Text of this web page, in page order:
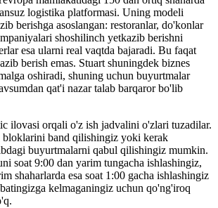
logistika platformasi. Uning modeli
berishga asoslangan: restoranlar, do'konlar
shoshilinch yetkazib berishni
esa ularni real vaqtda bajaradi. Bu faqat
berish emas. Stuart shuningdek biznes
oshiradi, shuning uchun buyurtmalar
qat'i nazar talab barqaror bo'lib
ilovasi orqali o'z ish jadvalini o'zlari tuzadilar.
bloklarini band qilishingiz yoki kerak
buyurtmalarni qabul qilishingiz mumkin.
soat 9:00 dan yarim tungacha ishlashingiz,
shaharlarda esa soat 1:00 gacha ishlashingiz
kelmaganingiz uchun qo'ng'iroq